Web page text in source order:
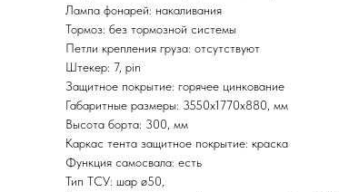
Лампа фонарей: накаливания
Тормоз: без тормозной системы
Петли крепления груза: отсутствуют
Штекер: 7, pin
Защитное покрытие: горячее цинкование
Габаритные размеры: 3550х1770х880, мм
Высота борта: 300, мм
Каркас тента защитное покрытие: краска
Функция самосвала: есть
Тип ТСУ: шар ø50,